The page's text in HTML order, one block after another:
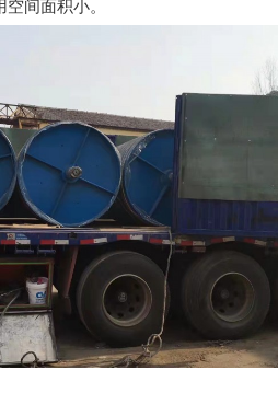
间面积小。